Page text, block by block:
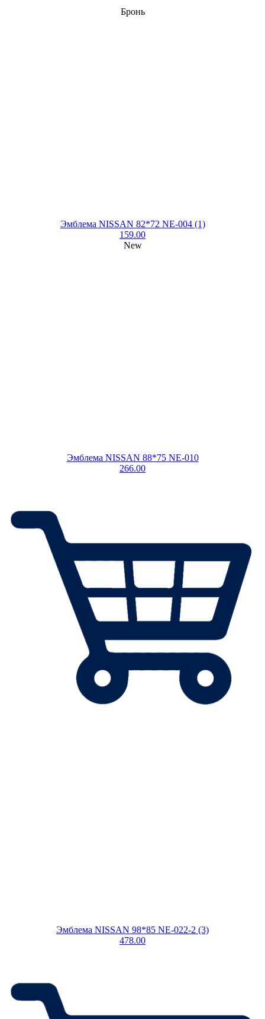
Бронь
Эмблема NISSAN 82*72 NE-004 (1)
159.00
New
Эмблема NISSAN 88*75 NE-010
266.00
Эмблема NISSAN 98*85 NE-022-2 (3)
478.00